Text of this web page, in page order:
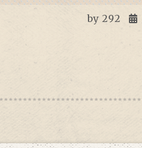
by292